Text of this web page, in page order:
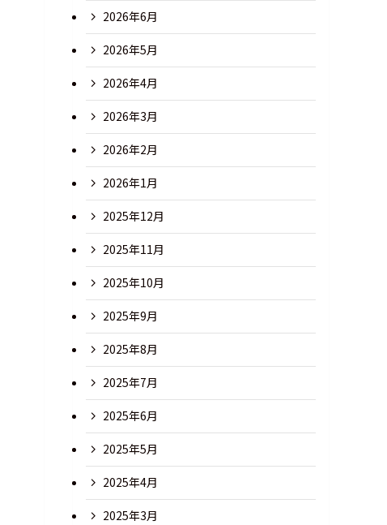
2026年6月
2026年5月
2026年4月
2026年3月
2026年2月
2026年1月
2025年12月
2025年11月
2025年10月
2025年9月
2025年8月
2025年7月
2025年6月
2025年5月
2025年4月
2025年3月